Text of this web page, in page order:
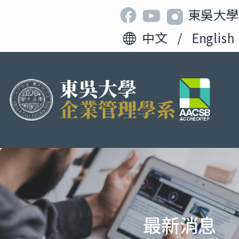
東吳大學
中文 / English
最新消息